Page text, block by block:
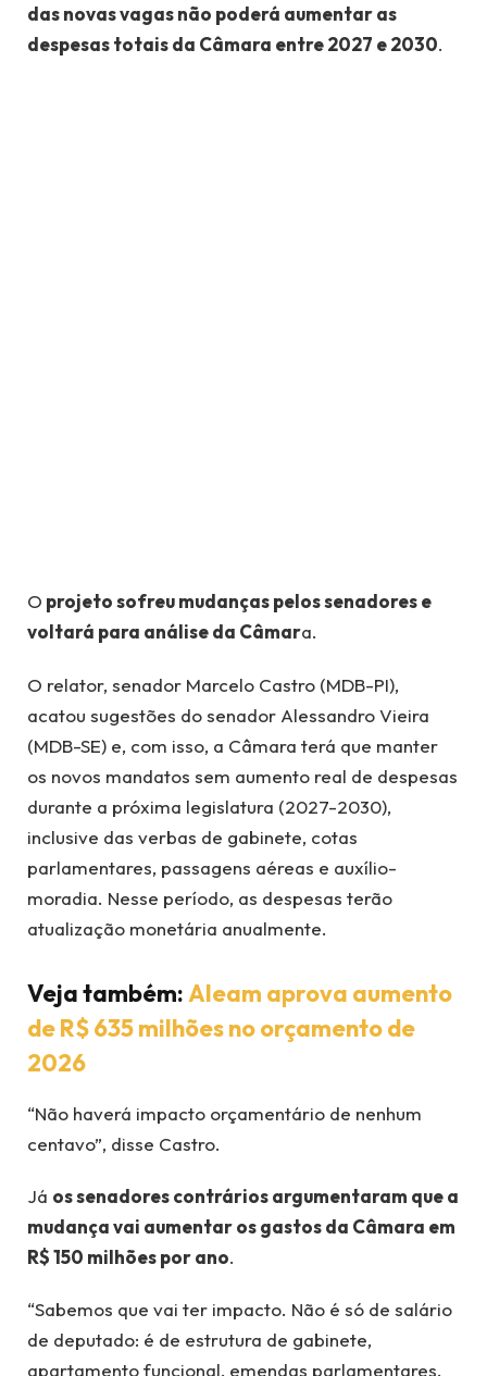
das novas vagas não poderá aumentar as
despesas totais da Câmara entre 2027 e 2030.
O projeto sofreu mudanças pelos senadores e
voltará para análise da Câmara.
O relator, senador Marcelo Castro (MDB-PI),
acatou sugestões do senador Alessandro Vieira
(MDB-SE) e, com isso, a Câmara terá que manter
os novos mandatos sem aumento real de despesas
durante a próxima legislatura (2027-2030),
inclusive das verbas de gabinete, cotas
parlamentares, passagens aéreas e auxílio-
moradia. Nesse período, as despesas terão
atualização monetária anualmente.
Veja também:Aleam aprova aumento
de R$ 635 milhões no orçamento de
2026
“Não haverá impacto orçamentário de nenhum
centavo”, disse Castro.
Já os senadores contrários argumentaram que a
mudança vai aumentar os gastos da Câmara em
R$ 150 milhões por ano.
“Sabemos que vai ter impacto. Não é só de salário
de deputado: é de estrutura de gabinete,
apartamento funcional, emendas parlamentares.